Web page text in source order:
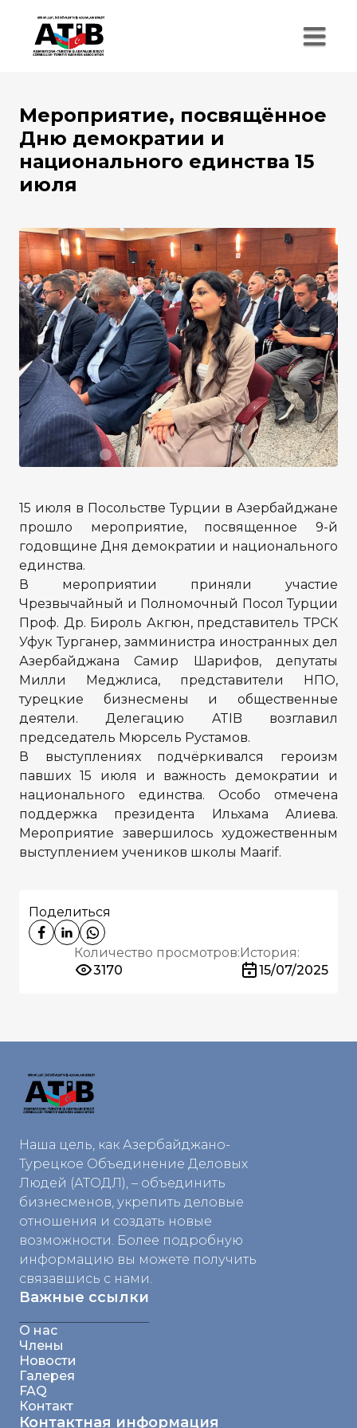
Мероприятие, посвящённое
Дню демократии и
национального единства 15
июля
15 июля в Посольстве Турции в Азербайджане
прошло мероприятие, посвященное 9-й
годовщине Дня демократии и национального
единства.
В мероприятии приняли участие
Чрезвычайный и Полномочный Посол Турции
Проф. Др. Бироль Акгюн, представитель ТРСК
Уфук Турганер, замминистра иностранных дел
Азербайджана Самир Шарифов, депутаты
Милли Меджлиса, представители НПО,
турецкие бизнесмены и общественные
деятели. Делегацию ATIB возглавил
председатель Мюрсель Рустамов.
В выступлениях подчёркивался героизм
павших 15 июля и важность демократии и
национального единства. Особо отмечена
поддержка президента Ильхама Алиева.
Мероприятие завершилось художественным
выступлением учеников школы Maarif.
Поделиться
Количество просмотров:
3170
История:
15/07/2025
Наша цель, как Азербайджано-
Турецкое Объединение Деловых
Людей (АТОДЛ), – объединить
бизнесменов, укрепить деловые
отношения и создать новые
возможности. Более подробную
информацию вы можете получить
связавшись с нами.
Важные ссылки
О нас
Члены
Новости
Галерея
FAQ
Контакт
Контактная информация